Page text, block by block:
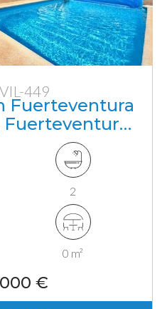
449
Fuerteventura
2
0 m²
€